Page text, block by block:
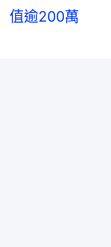
值逾200萬